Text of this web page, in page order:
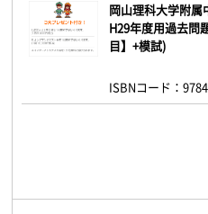
岡山理科大学附属
H29年度用過去問
目】+模試)
ISBNコード：